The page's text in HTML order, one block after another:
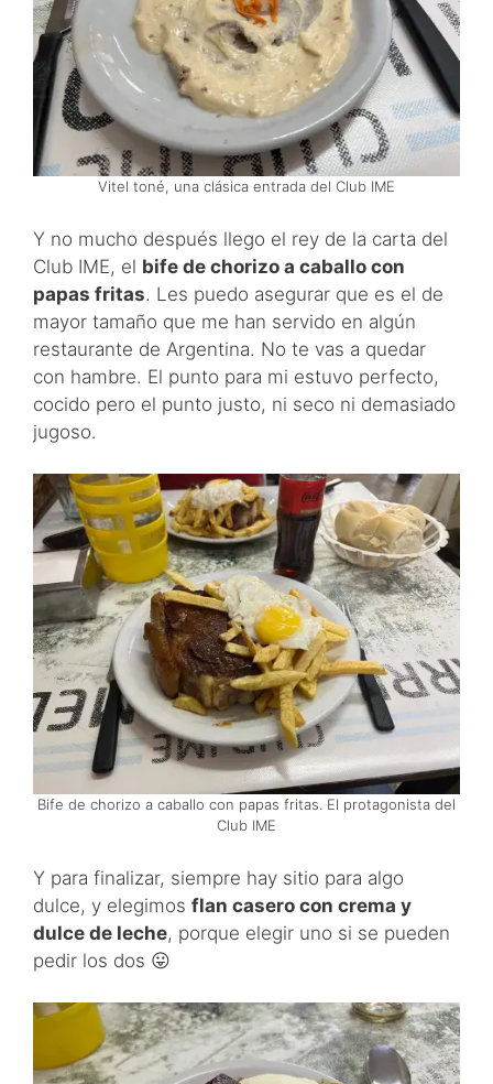
Vitel toné, una clásica entrada del Club IME
Y no mucho después llego el rey de la carta del
Club IME, el bife de chorizo a caballo con
papas fritas. Les puedo asegurar que es el de
mayor tamaño que me han servido en algún
restaurante de Argentina. No te vas a quedar
con hambre. El punto para mi estuvo perfecto,
cocido pero el punto justo, ni seco ni demasiado
jugoso.
Bife de chorizo a caballo con papas fritas. El protagonista del
Club IME
Y para finalizar, siempre hay sitio para algo
dulce, y elegimos flan casero con crema y
dulce de leche, porque elegir uno si se pueden
pedir los dos 😛